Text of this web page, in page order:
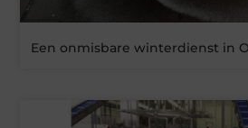
Een onmisbare winterdienst in